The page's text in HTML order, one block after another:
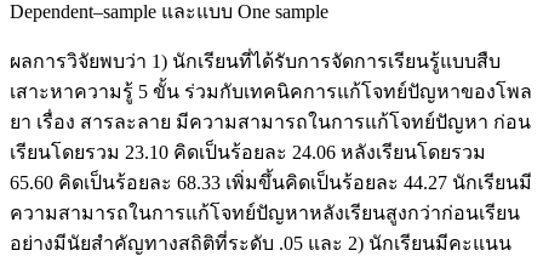
Dependent–sample และแบบ One sample
ผลการวิจัยพบว่า 1) นักเรียนที่ได้รับการจัดการเรียนรู้แบบสืบ
เสาะหาความรู้ 5 ขั้น ร่วมกับเทคนิคการแก้โจทย์ปัญหาของโพล
ยา เรื่อง สารละลาย มีความสามารถในการแก้โจทย์ปัญหา ก่อน
เรียนโดยรวม 23.10 คิดเป็นร้อยละ 24.06 หลังเรียนโดยรวม
65.60 คิดเป็นร้อยละ 68.33 เพิ่มขึ้นคิดเป็นร้อยละ 44.27 นักเรียนมี
ความสามารถในการแก้โจทย์ปัญหาหลังเรียนสูงกว่าก่อนเรียน
อย่างมีนัยสำคัญทางสถิติที่ระดับ .05 และ 2) นักเรียนมีคะแนน